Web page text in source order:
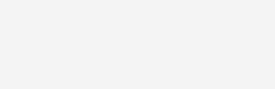
novel·les: Unknown Language (Ignota Books, 2020), Red Tory: My Corbyn
2019) i Chubz: The Demonization of my Working Arse (Montez Press,